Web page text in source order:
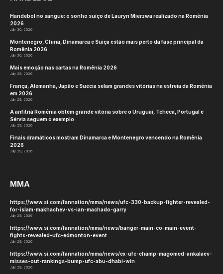
Handebol no sangue: o sonho suíço de Lauryn Mierzwa realizado na Romênia
2026
July 30, 2026
Montenegro, China, Dinamarca e Suíça estão mais perto da fase principal da
Romênia 2026
July 30, 2026
Mais emoção nas cartas na Romênia 2026
July 29, 2026
França, Alemanha, Japão e Suécia selam grandes vitórias na estreia da Romênia
em 2026
July 29, 2026
A anfitriã Romênia obtém grande vitória sobre o Uruguai, Tcheca, Portugal e
Sérvia seguem o exemplo
July 29, 2026
Finais dramáticos mostram Dinamarca e Montenegro vencendo na Romênia
2026
July 29, 2026
MMA
https://www.si.com/fannation/mma/news/ufc-330-backup-fighter-revealed-
for-islam-makhachev-vs-ian-machado-garry
July 29, 2026
https://www.si.com/fannation/mma/news/banger-main-co-main-event-
fights-revealed-ufc-edmonton-event
July 29, 2026
https://www.si.com/fannation/mma/news/ex-ufc-champ-magomed-ankalaev-
misses-out-rankings-bump-ufc-abu-dhabi-win
July 29, 2026